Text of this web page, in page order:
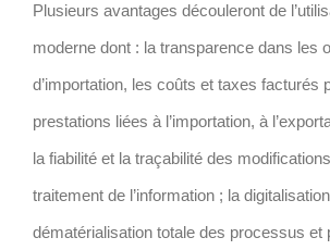
Plusieurs avantages découleront de
moderne dont : la transparence dans les
d’importation, les coûts et taxes facturés
prestations liées à l’importation, à
la fiabilité et la traçabilité des
traitement de l’information ; la
dématérialisation totale des processus et